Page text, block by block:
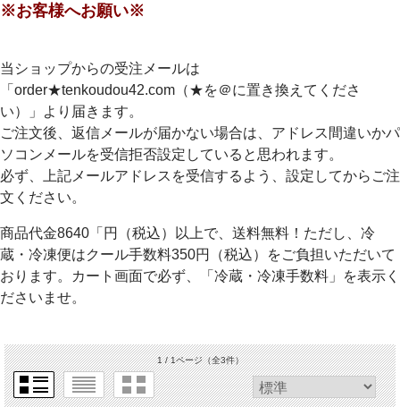
※お客様へお願い※
当ショップからの受注メールは
「order★tenkoudou42.com（★を＠に置き換えてくださ
い）」より届きます。
ご注文後、返信メールが届かない場合は、アドレス間違いかパ
ソコンメールを受信拒否設定していると思われます。
必ず、上記メールアドレスを受信するよう、設定してからご注
文ください。
商品代金8640「円（税込）以上で、送料無料！ただし、冷
蔵・冷凍便はクール手数料350円（税込）をご負担いただいて
おります。カート画面で必ず、「冷蔵・冷凍手数料」を表示く
ださいませ。
1 / 1ページ（全3件）